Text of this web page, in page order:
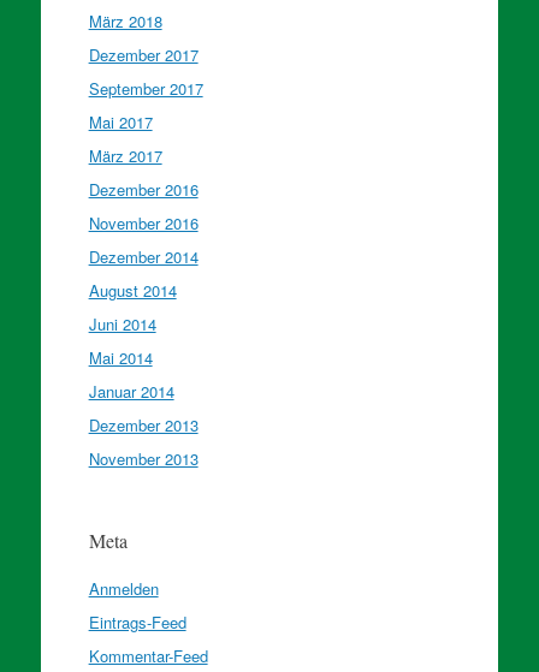
März 2018
Dezember 2017
September 2017
Mai 2017
März 2017
Dezember 2016
November 2016
Dezember 2014
August 2014
Juni 2014
Mai 2014
Januar 2014
Dezember 2013
November 2013
Meta
Anmelden
Eintrags-Feed
Kommentar-Feed